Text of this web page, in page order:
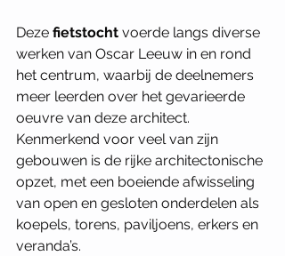
Deze fietstocht voerde langs diverse
werken van Oscar Leeuw in en rond
het centrum, waarbij de deelnemers
meer leerden over het gevarieerde
oeuvre van deze architect.
Kenmerkend voor veel van zijn
gebouwen is de rijke architectonische
opzet, met een boeiende afwisseling
van open en gesloten onderdelen als
koepels, torens, paviljoens, erkers en
veranda’s.